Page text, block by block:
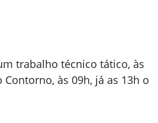
trabalho técnico tático, às
às 09h, já as 13h o